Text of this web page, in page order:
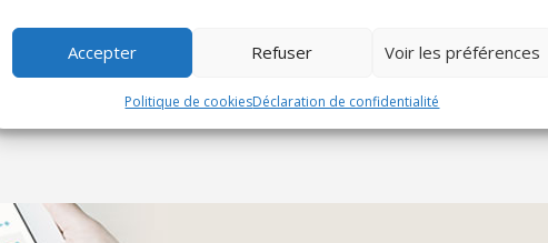
Accepter Refuser Voir les préférences
Politique de cookiesDéclaration de confidentialité
le samedi, dimanche